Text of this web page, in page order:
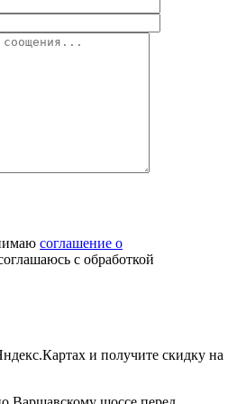
соглашение о
с обработкой
и получите скидку на